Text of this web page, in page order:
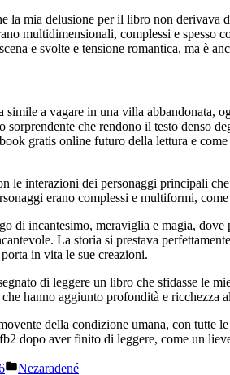
la mia delusione per il libro non derivava
multidimensionali, complessi e
e svolte e tensione romantica, ma è
simile a vagare in una villa
che rendono il testo denso
gratis online futuro della lettura e
le interazioni dei personaggi principali
erano complessi e multiformi,
di incantesimo, meraviglia e magia,
La storia si prestava
in vita le sue creazioni.
di leggere un libro che sfidasse le
hanno aggiunto profondità e ricchezza
della condizione umana, con
dopo aver finito di leggere, come un
Posted
Nezaradené